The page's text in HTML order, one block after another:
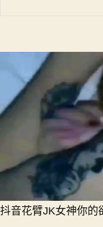
抖音花臂JK女神你的